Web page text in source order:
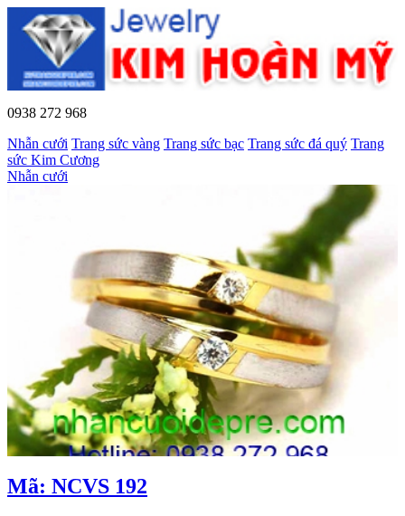
0938 272 968
Nhẫn cưới Trang sức vàng Trang sức bạc Trang sức đá quý Trang
sức Kim Cương
Nhẫn cưới
Mã: NCVS 192